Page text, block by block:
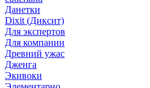
Данетки
Dixit (Диксит)
Для экспертов
Для компании
Древний ужас
Дженга
Экивоки